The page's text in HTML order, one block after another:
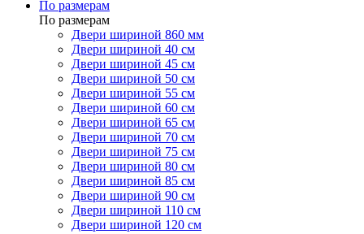
По размерам
По размерам
Двери шириной 860 мм
Двери шириной 40 см
Двери шириной 45 см
Двери шириной 50 см
Двери шириной 55 см
Двери шириной 60 см
Двери шириной 65 см
Двери шириной 70 см
Двери шириной 75 см
Двери шириной 80 см
Двери шириной 85 см
Двери шириной 90 см
Двери шириной 110 см
Двери шириной 120 см